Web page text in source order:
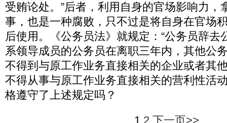
受贿论处。”后者，利用自身的官场影响力，
事，也是一种腐败，只不过是将自身在官场
后使用。《公务员法》就规定：“公务员辞去
系领导成员的公务员在离职三年内，其他公
不得到与原工作业务直接相关的企业或者其
不得从事与原工作业务直接相关的营利性活
格遵守了上述规定吗？
1 2 下一页>>